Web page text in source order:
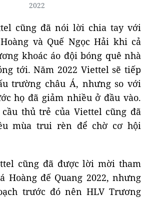
2022
cũng đã nói lời chia tay với
và Quế Ngọc Hải khi cả
khoác áo đội bóng quê nhà
tới. Năm 2022 Viettel sẽ tiếp
trường châu Á, nhưng so với
họ đã giảm nhiều ở đầu vào.
thủ trẻ của Viettel cũng đã
mùa trui rèn để chờ cơ hội
cũng đã được lời mời tham
Hoàng đế Quang 2022, nhưng
trước đó nên HLV Trương